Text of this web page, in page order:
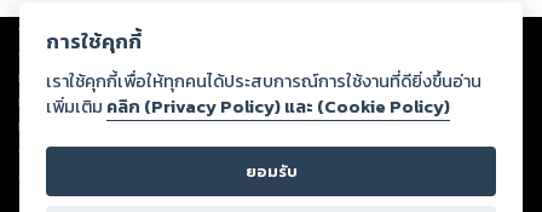
Copyright © 2026
ต่อผลงานหรือเนื้อหาใดที่อัปโหลดผ่านเว็บไซต์และปรากฏว่าละเมิดสิทธิใน
ทรัพย์สินทางปัญญาของบุคคลอื่นหรือขัดต่อกฎหมายและศีลธรรม ดังนั้น ผู้อ่าน
ทุกท่านโปรดใช้วิจารณญาณในการกลั่นกรองด้วยตนเอง และหากท่านพบว่าส่วน
หนึ่งส่วนใดขัดต่อกฎหมายและศีลธรรม กรุณาแจ้งมายังบริษัท เพื่อทีมงานจะได้
ดำเนินการในทันที ทั้งนี้ ทางสตอรี่ล็อกขอสงวนลิขสิทธิ์ตามพระราชบัญญัติ
ลิขสิทธิ์ พ.ศ. 2537 (ฉบับล่าสุด)
การใช้คุกกี้
เราใช้คุกกี้เพื่อให้ทุกคนได้ประสบการณ์การใช้งานที่ดียิ่งขึ้นอ่าน
เพิ่มเติม คลิก (Privacy Policy) และ (Cookie Policy)
ยอมรับ